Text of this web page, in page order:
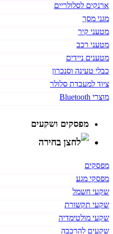
ארנקים לסלולריים
מגני מסך
מטעני קיר
מטעני רכב
מטענים ניידים
כבלי טעינה וסנכרון
ציוד למעבדת סלולר
מוצרי Bluetooth
מפסקים ושקעים
מפסקים
מפסקי מגע
שקעי חשמל
שקעי תקשורת
שקעי מולטימדיה
שקעים להרכבה